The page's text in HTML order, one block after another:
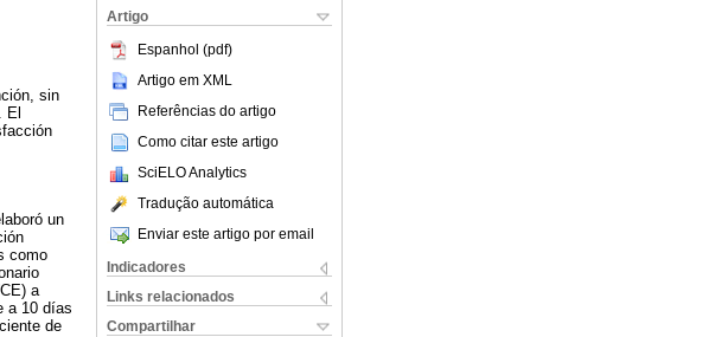
Artigo
Espanhol (pdf)
Artigo em XML
Referências do artigo
Como citar este artigo
SciELO Analytics
Tradução automática
Enviar este artigo por email
Indicadores
Links relacionados
Compartilhar
sin
El
un
como
a
a 10 días
de